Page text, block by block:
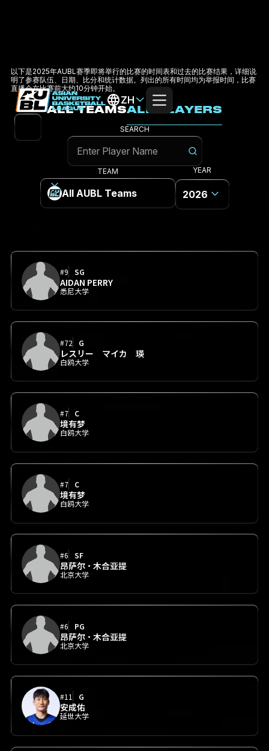
ZH
以下是2025年AUBL赛季即将举行的比赛的时间表和过去的比赛结果，详细说
明了参赛队伍、日期、比分和统计数据。列出的所有时间均为举报时间，比赛
直播会在比赛前大约10分钟开始。
ALL TEAMSALL PLAYERS
SEARCH
TEAM
All AUBL Teams
YEAR
2026
#9 SG
AIDAN PERRY
悉尼大学
#72 G
レスリー マイカ 瑛
白鸥大学
#7 C
境有梦
白鸥大学
#7 C
境有梦
白鸥大学
#6 SF
昂萨尔·木合亚提
北京大学
#6 PG
昂萨尔·木合亚提
北京大学
#11 G
安成佑
延世大学